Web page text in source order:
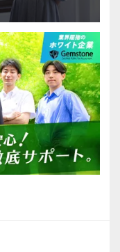
業務まででき
のは大前提と
して、寄り添
す。
基礎から応用
適の環境だと
さい！☆
成には自信が
います。
ノウハウを持
できてくださ
、同年代の気の
。
から担当して
、上場準備会